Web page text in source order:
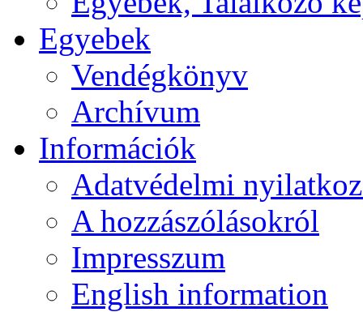
Egyebek
Vendégkönyv
Archívum
Információk
Adatvédelmi
A hozzászólásokról
Impresszum
English information